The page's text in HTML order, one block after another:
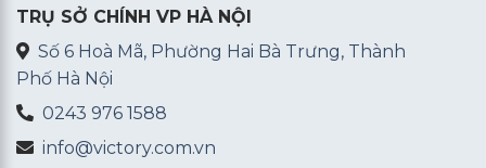
TRỤ SỞ CHÍNH VP HÀ NỘI
Số 6 Hoà Mã, Phường Hai Bà Trưng, Thành
Phố Hà Nội
0243 976 1588
info@victory.com.vn